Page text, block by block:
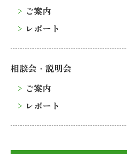
ご案内
レポート
相談会・説明会
ご案内
レポート